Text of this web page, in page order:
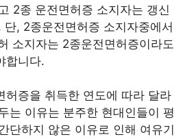
2종 운전면허증 소지자는 갱신
단, 2종운전면허증 소지자중에서
소지자는 2종운전면허증이라도
합니다.
허증을 취득한 연도에 따라 달라
는 이유는 분주한 현대인들이 평
단하지 않은 이유로 인해 여유기